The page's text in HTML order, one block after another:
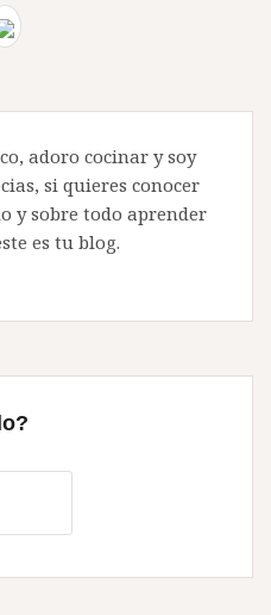
adoro cocinar y soy
si quieres conocer
y sobre todo aprender
es tu blog.